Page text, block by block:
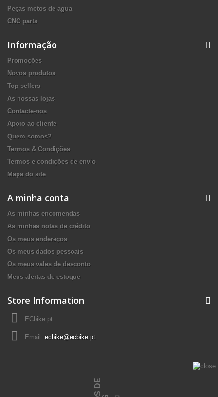
Peças motos de agua
CNC parts
Informação
Promoções
Novos produtos
Top sellers
As nossas lojas
Contacte-nos
Apoio ao cliente
Quem somos?
Termos & Condições
Termos e condições de envio
Mapa do site
A minha conta
As minhas encomendas
As minhas notas de crédito
Os meus endereços
Os meus dados pessoais
Os meus vales de desconto
Meus alertas de estoque
Store Information
ECbike.pt
Email: ecbike@ecbike.pt